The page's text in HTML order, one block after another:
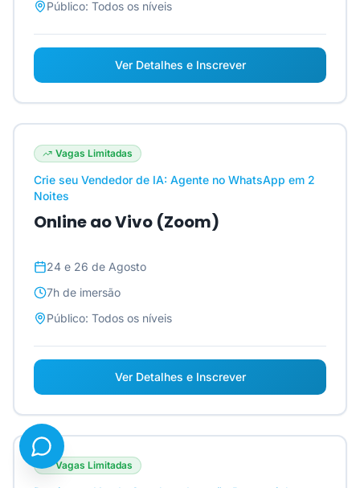
Público: Todos os níveis
Ver Detalhes e Inscrever
Vagas Limitadas
Crie seu Vendedor de IA: Agente no WhatsApp em 2
Noites
Online ao Vivo (Zoom)
24 e 26 de Agosto
7h de imersão
Público: Todos os níveis
Ver Detalhes e Inscrever
Vagas Limitadas